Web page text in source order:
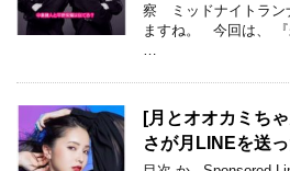
察 ミッドナイトラン
ますね。 今回は、
…
[月とオオカミち
さが月LINEを送